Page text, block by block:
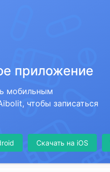
приложение
мобильным
чтобы записаться
Скачать на iOS